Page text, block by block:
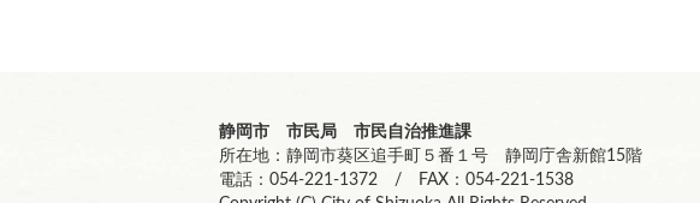
静岡市 市民局 市民自治推進課
所在地：静岡市葵区追手町５番１号 静岡庁舎新館15階
電話：054-221-1372 / FAX：054-221-1538